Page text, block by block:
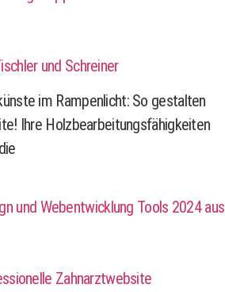
und Schreiner
im Rampenlicht: So gestalten
Ihre Holzbearbeitungsfähigkeiten
Zahnarztwebsite